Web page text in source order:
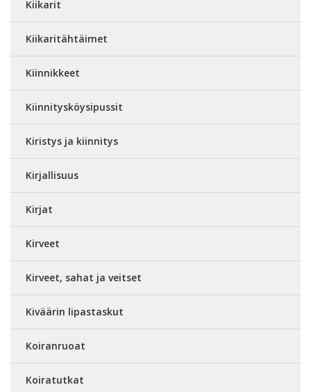
Kiikarit
Kiikaritähtäimet
Kiinnikkeet
Kiinnitysköysipussit
Kiristys ja kiinnitys
Kirjallisuus
Kirjat
Kirveet
Kirveet, sahat ja veitset
Kiväärin lipastaskut
Koiranruoat
Koiratutkat